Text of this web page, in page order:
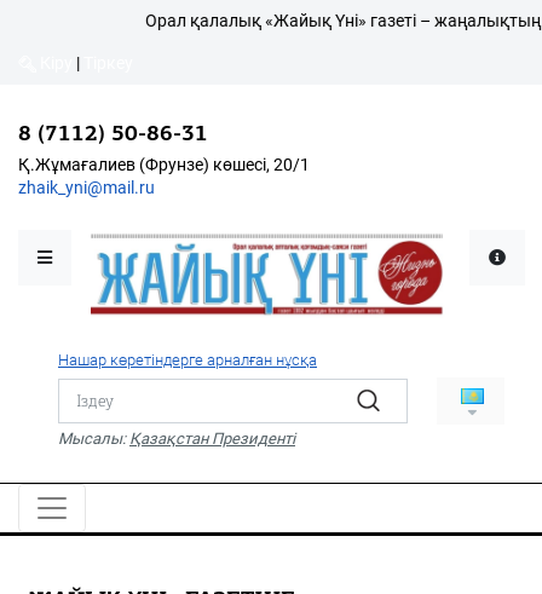
Қалалықтар қаперіне
Қоғам
Дені сау ұлт
Спорт
Жалын
PDF
«Жайық үні» — 33 жыл
Қ.Жұмағалиев (Фрунзе)
Орал қалалық «Жайық Үні» газеті – жаңалықтың
|
8 (7112) 50-86-31
Қ.Жұмағалиев (Фрунзе) көшесі, 20/1
zhaik_yni@mail.ru
Нашар көретіндерге арналған нұсқа
Мысалы: Қазақстан Президенті